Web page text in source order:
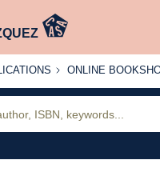
ONLINE
ONLINE